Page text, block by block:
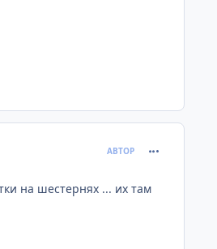
АВТОР
на шестернях ... их там